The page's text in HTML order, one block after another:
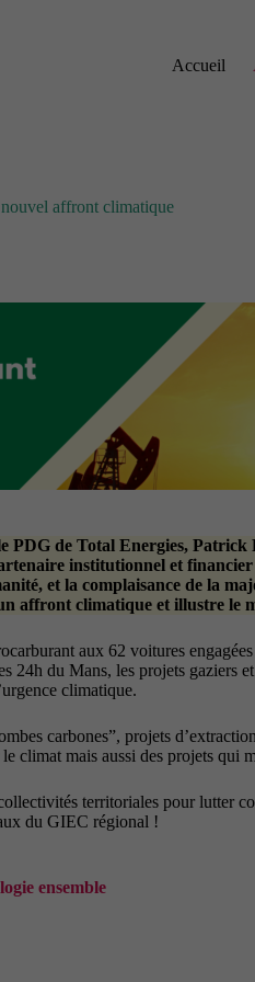
Accueil
affront climatique
PDG de Total Energies,
institutionnel et
et la complaisance de la
affront climatique et illustre le
aux 62 voitures
du Mans, les projets gaziers
climatique.
carbones”, projets
climat mais aussi des projets
territoriales pour
du GIEC régional !
ensemble